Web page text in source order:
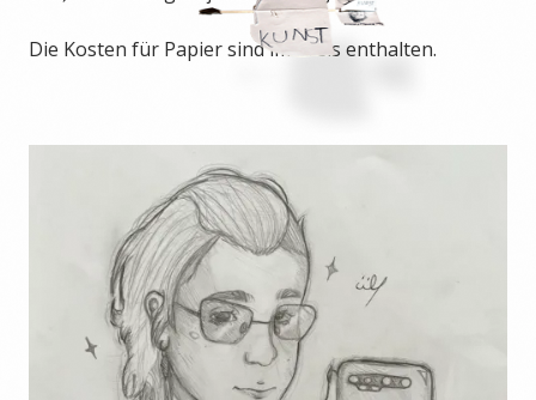
Die Kosten für Papier sind im Preis enthalten.